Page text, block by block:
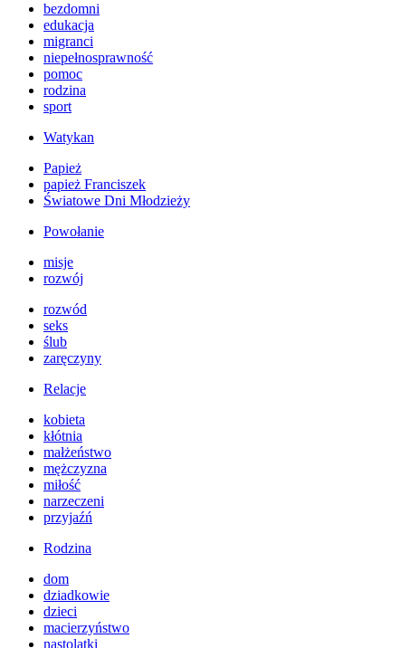
bezdomni
edukacja
migranci
niepełnosprawność
pomoc
rodzina
sport
Watykan
Papież
papież Franciszek
Światowe Dni Młodzieży
Powołanie
misje
rozwój
rozwód
seks
ślub
zaręczyny
Relacje
kobieta
kłótnia
małżeństwo
mężczyzna
miłość
narzeczeni
przyjaźń
Rodzina
dom
dziadkowie
dzieci
macierzyństwo
nastolatki